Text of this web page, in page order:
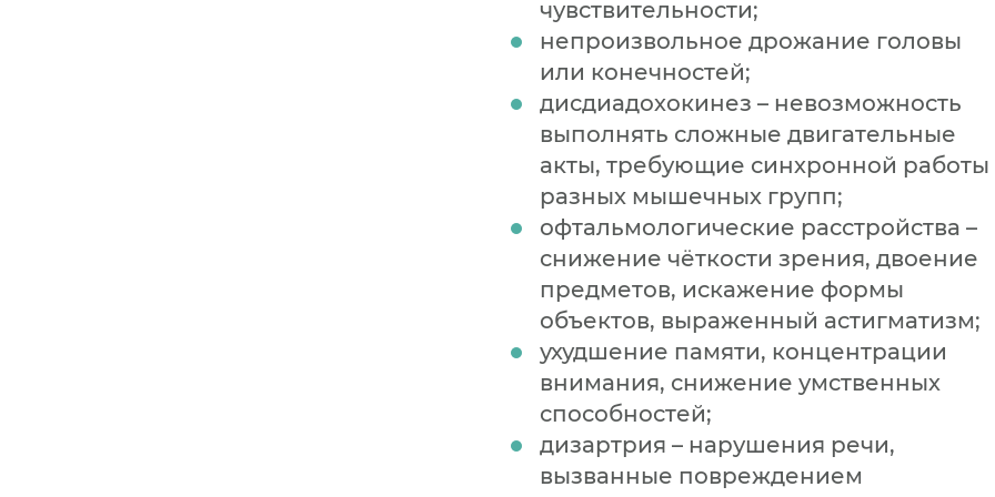
чувствительности;
непроизвольное дрожание головы
или конечностей;
дисдиадохокинез – невозможность
выполнять сложные двигательные
акты, требующие синхронной работы
разных мышечных групп;
офтальмологические расстройства –
снижение чёткости зрения, двоение
предметов, искажение формы
объектов, выраженный астигматизм;
ухудшение памяти, концентрации
внимания, снижение умственных
способностей;
дизартрия – нарушения речи,
вызванные повреждением